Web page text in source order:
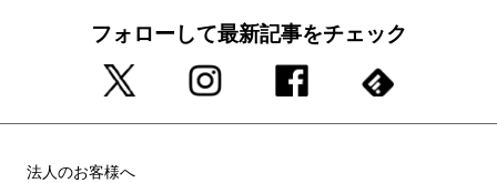
フォローして最新記事をチェック
法人のお客様へ